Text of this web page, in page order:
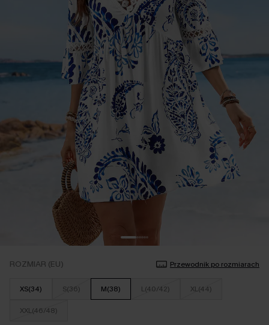
ROZMIAR (EU) Przewodnik po rozmiarach
XS(34) S(36) M(38) L(40/42) XL(44)
XXL(46/48)